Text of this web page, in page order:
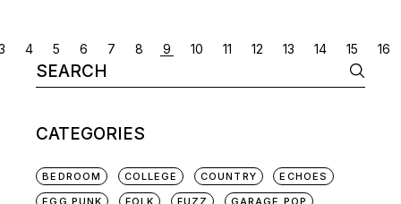
POSTS
NAVIGATION
4 5 6 7 8 9 10 11 12 13 14 15 16
Search
for:
CATEGORIES
BEDROOM COLLEGE COUNTRY
ECHOES
EGG PUNK
FOLK FUZZ
GARAGE POP